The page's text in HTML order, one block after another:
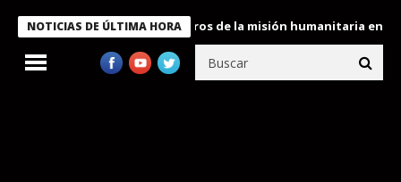
NOTICIAS DE ÚLTIMA HORA
condecora a miembros de la misión humanitaria enviada a